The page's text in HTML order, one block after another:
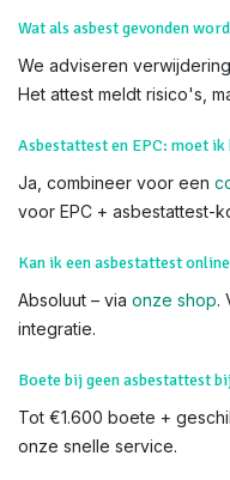
Wat als asbest gevonden
We adviseren
Het attest meldt risico's,
Asbestattest en EPC: moet
Ja, combineer voor een
voor EPC + asbestattest-
Kan ik een asbestattest
Absoluut – via onze shop.
integratie.
Boete bij geen asbestattest
Tot €1.600 boete +
onze snelle service.